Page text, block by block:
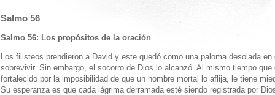
Salmo 56
Salmo 56: Los propósitos de la oración
Los filisteos prendieron a David y este quedó como una paloma desolada
sobrevivir. Sin embargo, el socorro de Dios lo alcanzó. Al mismo tiempo
fortalecido por la imposibilidad de que un hombre mortal lo aflija, le tiene
Su esperanza es que cada lágrima derramada esté siendo registrada por